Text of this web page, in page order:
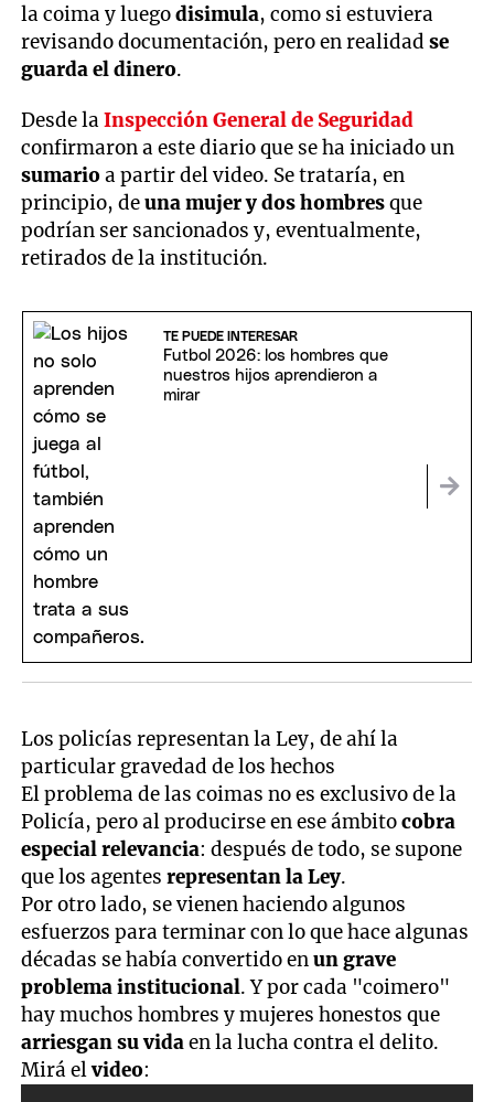
la coima y luegodisimula, como si estuviera
revisando documentación, pero en realidadse
guarda el dinero.
Desde laInspección General de Seguridad
confirmaron a este diario que se ha iniciado un
sumarioa partir del video. Se trataría, en
principio, deuna mujer y dos hombresque
podrían ser sancionados y, eventualmente,
retirados de la institución.
TE PUEDE INTERESAR
Futbol 2026: los hombres que
nuestros hijos aprendieron a
mirar
Los policías representan la Ley, de ahí la
particular gravedad de los hechos
El problema de las coimas no es exclusivo de la
Policía, pero al producirse en ese ámbitocobra
especial relevancia: después de todo, se supone
que los agentesrepresentan la Ley.
Por otro lado, se vienen haciendo algunos
esfuerzos para terminar con lo que hace algunas
décadas se había convertido enun grave
problema institucional. Y por cada "coimero"
hay muchos hombres y mujeres honestos que
arriesgan su vidaen la lucha contra el delito.
Mirá elvideo: